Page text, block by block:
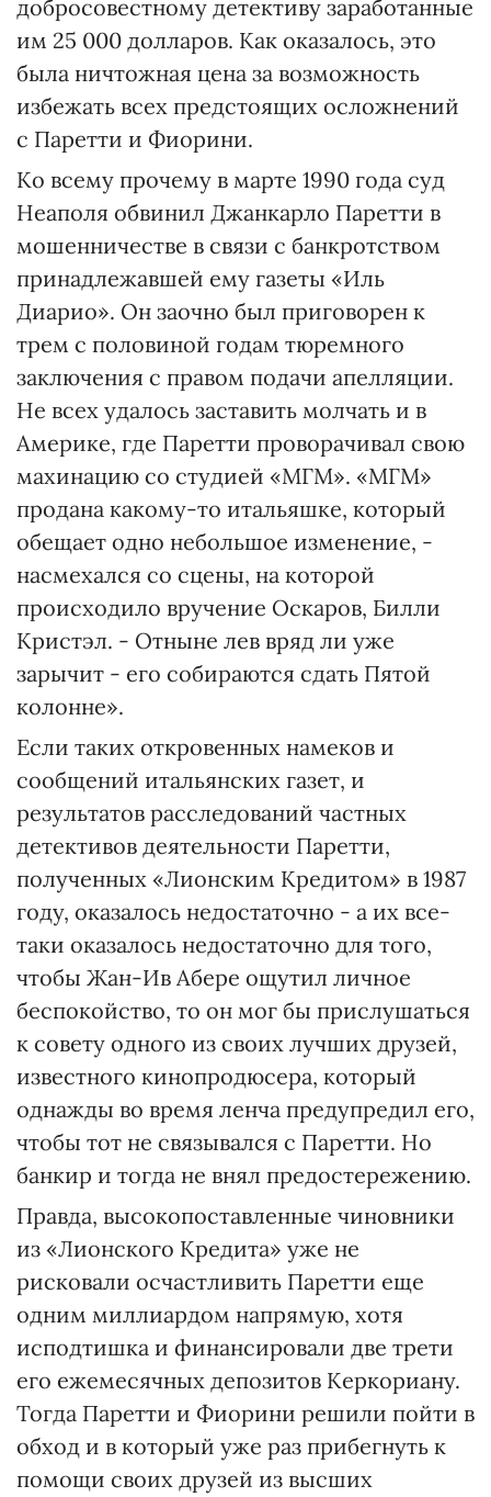
добросовестному детективу заработанные
им 25 000 долларов. Как оказалось, это
была ничтожная цена за возможность
избежать всех предстоящих осложнений
с Паретти и Фиорини.
Ко всему прочему в марте 1990 года суд
Неаполя обвинил Джанкарло Паретти в
мошенничестве в связи с банкротством
принадлежавшей ему газеты «Иль
Диарио». Он заочно был приговорен к
трем с половиной годам тюремного
заключения с правом подачи апелляции.
Не всех удалось заставить молчать и в
Америке, где Паретти проворачивал свою
махинацию со студией «МГМ». «МГМ»
продана какому-то итальяшке, который
обещает одно небольшое изменение, -
насмехался со сцены, на которой
происходило вручение Оскаров, Билли
Кристэл. - Отныне лев вряд ли уже
зарычит - его собираются сдать Пятой
колонне».
Если таких откровенных намеков и
сообщений итальянских газет, и
результатов расследований частных
детективов деятельности Паретти,
полученных «Лионским Кредитом» в 1987
году, оказалось недостаточно - а их все-
таки оказалось недостаточно для того,
чтобы Жан-Ив Абере ощутил личное
беспокойство, то он мог бы прислушаться
к совету одного из своих лучших друзей,
известного кинопродюсера, который
однажды во время ленча предупредил его,
чтобы тот не связывался с Паретти. Но
банкир и тогда не внял предостережению.
Правда, высокопоставленные чиновники
из «Лионского Кредита» уже не
рисковали осчастливить Паретти еще
одним миллиардом напрямую, хотя
исподтишка и финансировали две трети
его ежемесячных депозитов Керкориану.
Тогда Паретти и Фиорини решили пойти в
обход и в который уже раз прибегнуть к
помощи своих друзей из высших